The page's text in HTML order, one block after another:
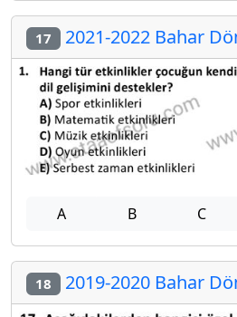
17 2021-2022 Bahar
A B C
18 2019-2020 Bahar